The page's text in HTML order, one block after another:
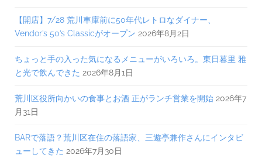
【開店】7/28 荒川車庫前に50年代レトロなダイナー、
Vendor’s 50’s Classicがオープン 2026年8月2日
ちょっと手の入った気になるメニューがいろいろ。東日暮里 雅
と光で飲んできた 2026年8月1日
荒川区役所向かいの食事とお酒 正がランチ営業を開始 2026年7
月31日
BARで落語？荒川区在住の落語家、三遊亭兼作さんにインタビ
ューしてきた 2026年7月30日